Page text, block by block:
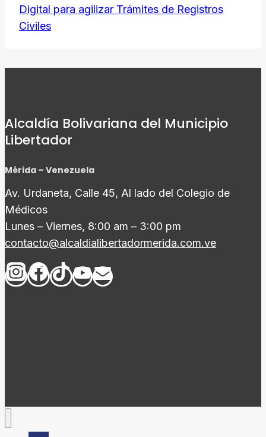
Digital para agilizar Trámites de Registros
Civiles
Alcaldía Bolivariana del Municipio
Libertador
Mérida – Venezuela
Av. Urdaneta, Calle 45, Al lado del Colegio de
Médicos
Lunes – Viernes, 8:00 am – 3:00 pm
contacto@alcaldialibertadormerida.com.ve